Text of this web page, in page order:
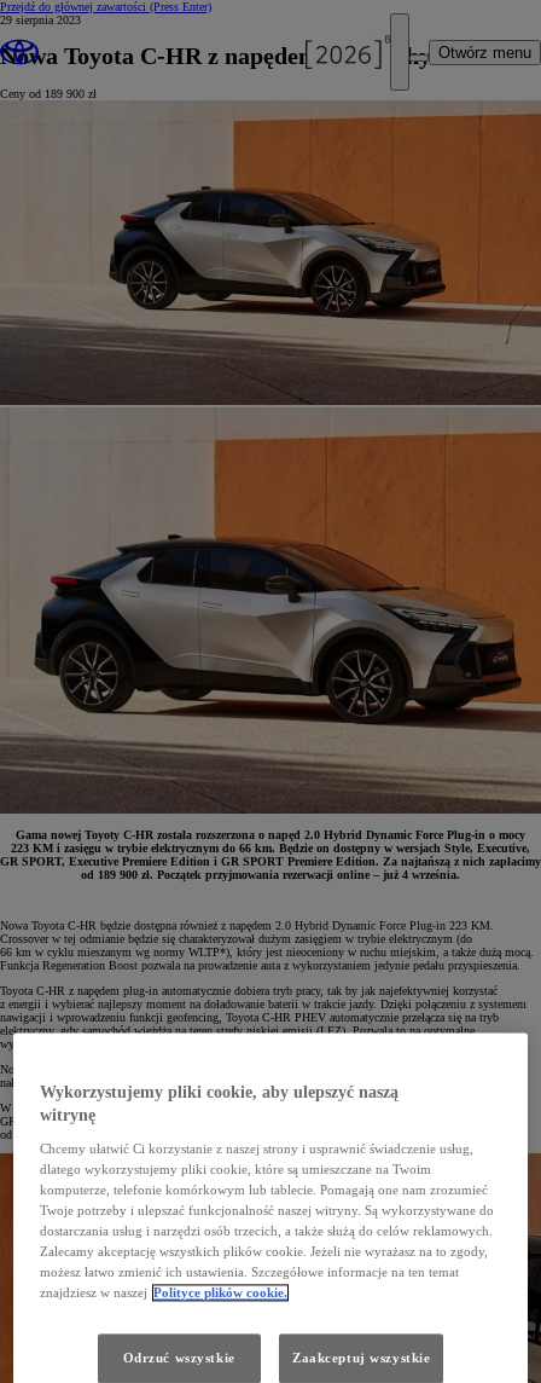
Przejdź do głównej zawartości (Press Enter)
Otwórz menu
29 sierpnia 2023
Nowa Toyota C-HR z napędem plug-in hybrid
Ceny od 189 900 zł
Gama nowej Toyoty C-HR została rozszerzona o napęd 2.0 Hybrid Dynamic Force Plug-in o mocy
223 KM i zasięgu w trybie elektrycznym do 66 km. Będzie on dostępny w wersjach Style, Executive,
GR SPORT, Executive Premiere Edition i GR SPORT Premiere Edition. Za najtańszą z nich zapłacimy
od 189 900 zł. Początek przyjmowania rezerwacji online – już 4 września.
Nowa Toyota C-HR będzie dostępna również z napędem 2.0 Hybrid Dynamic Force Plug-in 223 KM.
Crossover w tej odmianie będzie się charakteryzował dużym zasięgiem w trybie elektrycznym (do
66 km w cyklu mieszanym wg normy WLTP*), który jest nieoceniony w ruchu miejskim, a także dużą mocą.
Funkcja Regeneration Boost pozwala na prowadzenie auta z wykorzystaniem jedynie pedału przyspieszenia.
Toyota C-HR z napędem plug-in automatycznie dobiera tryb pracy, tak by jak najefektywniej korzystać
z energii i wybierać najlepszy moment na doładowanie baterii w trakcie jazdy. Dzięki połączeniu z systemem
nawigacji i wprowadzeniu funkcji geofencing, Toyota C-HR PHEV automatycznie przełącza się na tryb
elektryczny, gdy samochód wjeżdża na teren strefy niskiej emisji (LEZ). Pozwala to na optymalne
wykorzystanie energii z baterii (przy włączonej nawigacji oraz o ile w baterii jest wystarczająca ilość energii).
Nowa Toyota C-HR PHEV została wyposażona w baterię litowo-jonową. Przy pomocy Wallboxa można ją
naładować w 2,5 h. Jeżeli będziemy korzystali z domowego gniazdka (10 A), proces ten zajmie około 6,5 h.
W Polsce nowa Toyota C-HR PHEV będzie dostępna w pięciu wersjach wyposażenia: Style, Executive,
GR SPORT, Executive Premiere Edition i GR SPORT Premiere Edition. Rezerwować pojazd można już
od 4 września na stronie
Wykorzystujemy pliki cookie, aby ulepszyć naszą
witrynę
Chcemy ułatwić Ci korzystanie z naszej strony i usprawnić świadczenie usług,
dlatego wykorzystujemy pliki cookie, które są umieszczane na Twoim
komputerze, telefonie komórkowym lub tablecie. Pomagają one nam zrozumieć
Twoje potrzeby i ulepszać funkcjonalność naszej witryny. Są wykorzystywane do
dostarczania usług i narzędzi osób trzecich, a także służą do celów reklamowych.
Zalecamy akceptację wszystkich plików cookie. Jeżeli nie wyrażasz na to zgody,
możesz łatwo zmienić ich ustawienia. Szczegółowe informacje na ten temat
znajdziesz w naszej Polityce plików cookie.
Odrzuć wszystkie Zaakceptuj wszystkie